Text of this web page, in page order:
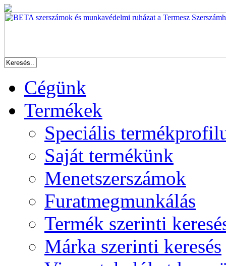
Cégünk
Termékek
Speciális
Saját termékünk
Menetszerszámok
Furatmegmunkálás
Termék szerinti
Márka szerinti keresés